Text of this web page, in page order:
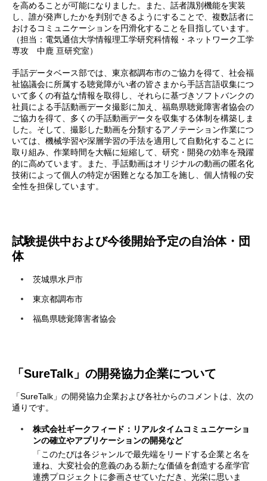
を高めることが可能になりました。また、話者識別機能を実装
し、誰が発声したかを判別できるようにすることで、複数話者に
おけるコミュニケーションを円滑化することを目指しています。
（担当：電気通信大学情報理工学研究科情報・ネットワーク工学
専攻 中鹿 亘研究室）
手話データベース部では、東京都調布市のご協力を得て、社会福
祉協議会に所属する聴覚障がい者の皆さまから手話言語収集につ
いて多くの有益な情報を取得し、それらに基づきソフトバンクの
社員による手話動画データ撮影に加え、福島県聴覚障害者協会の
ご協力を得て、多くの手話動画データを収集する体制を構築しま
した。そして、撮影した動画を分類するアノテーション作業につ
いては、機械学習や深層学習の手法を適用して自動化することに
取り組み、作業時間を大幅に短縮して、研究・開発の効率を飛躍
的に高めています。また、手話動画はオリジナルの動画の匿名化
技術によって個人の特定が困難となる加工を施し、個人情報の安
全性を担保しています。
試験提供中および今後開始予定の自治体・団
体
茨城県水戸市
東京都調布市
福島県聴覚障害者協会
「SureTalk」の開発協力企業について
「SureTalk」の開発協力企業および各社からのコメントは、次の
通りです。
株式会社ギークフィード：リアルタイムコミュニケーショ
ンの確立やアプリケーションの開発など
「このたびは各ジャンルで最先端をリードする企業と名を
連ね、大変社会的意義のある新たな価値を創造する産学官
連携プロジェクトに参画させていただき、光栄に思いま